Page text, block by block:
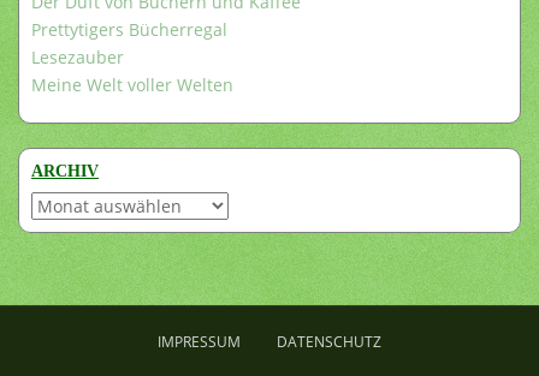
Prettytigers Bücherregal
Lesezauber
Meine Welt voller Welten
ARCHIV
Archiv
IMPRESSUM DATENSCHUTZ